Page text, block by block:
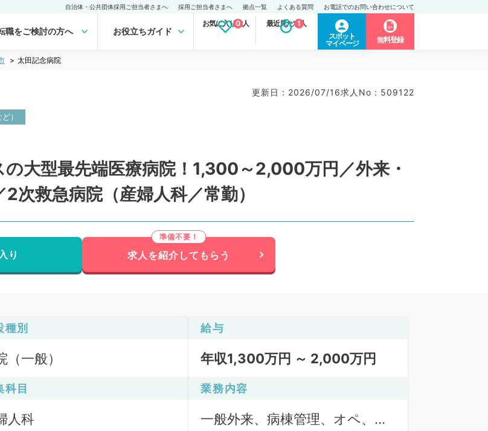
自治体・公共団体採用ご担当者さまへ 採用ご担当者さまへ 拠点一覧 よくある質問 お電話でのお問い合わせについて
職をご検討の方へ お役立ちガイド
お気に入り求人
0 最近見た求人
1
スポット
マイページ
無料登録
太田記念病院
更新日 : 2026/07/16求人No : 509122
）
大型最先端医療病院！1,300～2,000万円／外来・
次救急病院（産婦人科／常勤）
り 求人を紹介してもらう
種別
（一般）
給与
年収1,300万円 ～ 2,000万円
科目
人科
業務内容
一般外来、病棟管理、オペ、分